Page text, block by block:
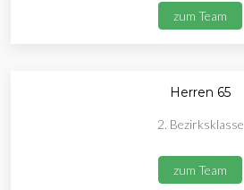
zum Team
Herren 65
2. Bezirksklasse
zum Team